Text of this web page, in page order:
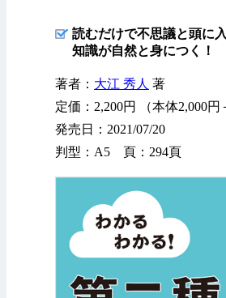
読むだけで不思議と頭に
知識が自然と身につく！
著者： 大江 秀人 著
定価：2,200円 （本体2,000円
発売日：2021/07/20
判型：A5 頁：294頁